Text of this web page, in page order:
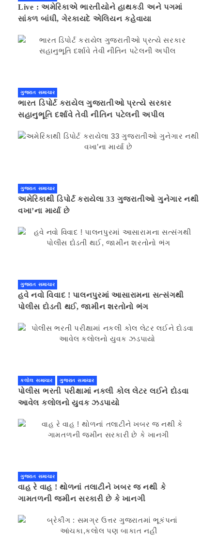
Live : અમેરિકાએ ભારતીયોને હાથકડી અને પગમાં
સાંકળ બાંધી, ગેરકાયદે એલિયન કહેવાયા
ગુજરાત સમાચાર
ભારત ડિપોર્ટ કરાયેલ ગુજરાતીઓ પ્રત્યે સરકાર
સહાનુભૂતિ દર્શાવે તેવી નીતિન પટેલની અપીલ
ગુજરાત સમાચાર
અમેરિકાથી ડિપોર્ટ કરાયેલા 33 ગુજરાતીઓ ગુનેગાર નથી
વખા’ના માર્યા છે
ગુજરાત સમાચાર
હવે નવો વિવાદ ! પાલનપુરમાં આસારામના સત્સંગથી
પોલીસ દોડતી થઈ, જામીન શરતોનો ભંગ
કલોલ સમાચાર ગુજરાત સમાચાર
પોલીસ ભરતી પરીક્ષામાં નકલી કોલ લેટર લઈને દોડવા
આવેલ કલોલનો યુવક ઝડપાયો
ગુજરાત સમાચાર
વાહ રે વાહ ! થોળનાં તલાટીને ખબર જ નથી કે
ગામતળની જમીન સરકારી છે કે ખાનગી